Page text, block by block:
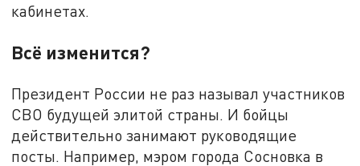
кабинетах.
Всё изменится?
Президент России не раз называл участников
СВО будущей элитой страны. И бойцы
действительно занимают руководящие
посты. Например, мэром города Сосновка в